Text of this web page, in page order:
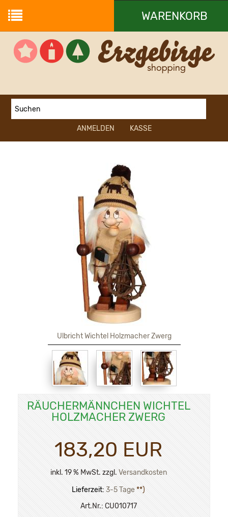
WARENKORB
Ihr Warenkorb ist leer.
ANMELDEN KASSE
Ulbricht Wichtel Holzmacher Zwerg
RÄUCHERMÄNNCHEN WICHTEL
HOLZMACHER ZWERG
183,20 EUR
inkl. 19 % MwSt. zzgl. Versandkosten
Lieferzeit: 3-5 Tage **)
Art.Nr.: CU010717